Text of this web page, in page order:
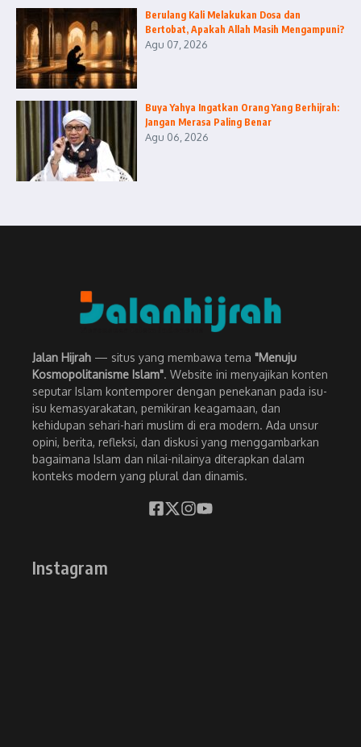
Berulang Kali Melakukan Dosa dan
Bertobat, Apakah Allah Masih Mengampuni?
Agu 07, 2026
Buya Yahya Ingatkan Orang Yang Berhijrah:
Jangan Merasa Paling Benar
Agu 06, 2026
Jalan Hijrah — situs yang membawa tema "Menuju
Kosmopolitanisme Islam". Website ini menyajikan konten
seputar Islam kontemporer dengan penekanan pada isu-
isu kemasyarakatan, pemikiran keagamaan, dan
kehidupan sehari-hari muslim di era modern. Ada unsur
opini, berita, refleksi, dan diskusi yang menggambarkan
bagaimana Islam dan nilai-nilainya diterapkan dalam
konteks modern yang plural dan dinamis.
Instagram